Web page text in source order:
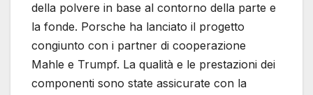
della polvere in base al contorno della parte e
la fonde. Porsche ha lanciato il progetto
congiunto con i partner di cooperazione
Mahle e Trumpf. La qualità e le prestazioni dei
componenti sono state assicurate con la